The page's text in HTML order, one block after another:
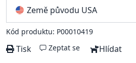
Země původu USA
Kód produktu: P00010419
Tisk Zeptat se Hlídat